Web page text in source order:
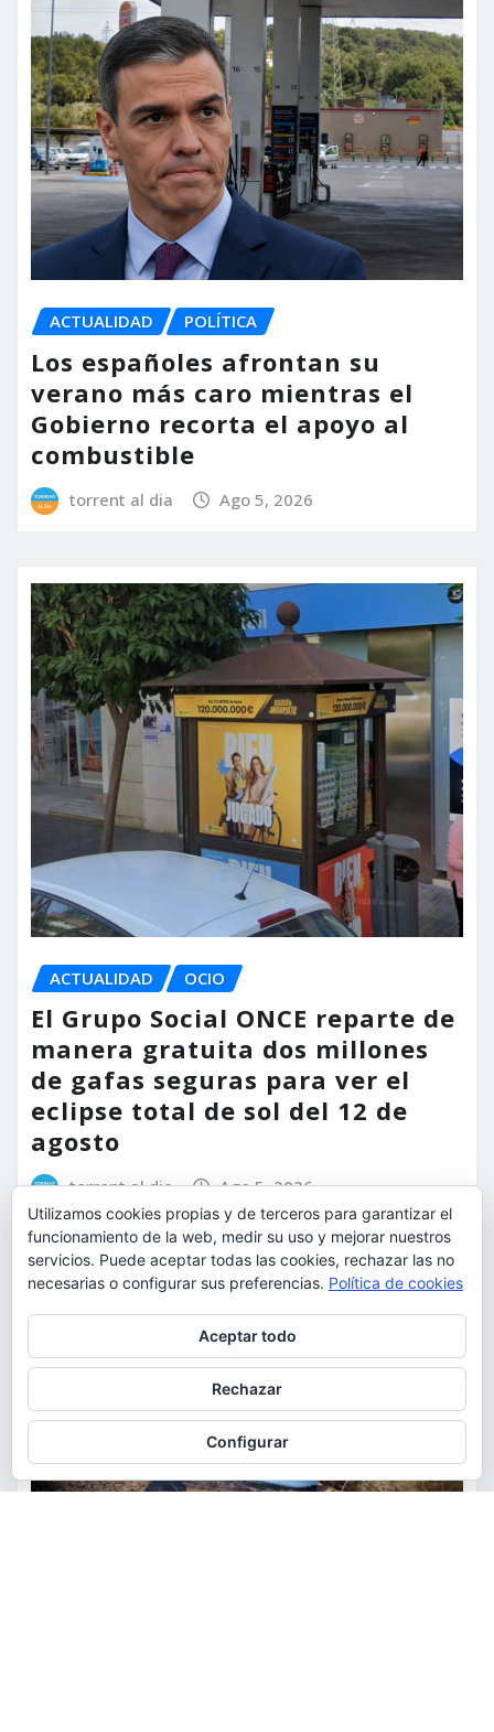
ACTUALIDAD POLÍTICA
Los españoles afrontan su
verano más caro mientras el
Gobierno recorta el apoyo al
combustible
torrent al dia Ago 5, 2026
ACTUALIDAD OCIO
El Grupo Social ONCE reparte de
manera gratuita dos millones
de gafas seguras para ver el
eclipse total de sol del 12 de
agosto
torrent al dia Ago 5, 2026
Utilizamos cookies propias y de terceros para garantizar el
funcionamiento de la web, medir su uso y mejorar nuestros
servicios. Puede aceptar todas las cookies, rechazar las no
necesarias o configurar sus preferencias. Política de cookies
Aceptar todo
Rechazar
Configurar
Para obtener más información, incluido cómo gestionar las cookies,